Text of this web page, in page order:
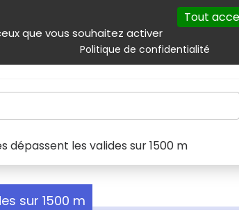
que vous souhaitez activer
Tout
Politique de confidentialité
Autres services
Produits & services Emploi Droit
dépassent les valides sur 1500 m
sur 1500 m